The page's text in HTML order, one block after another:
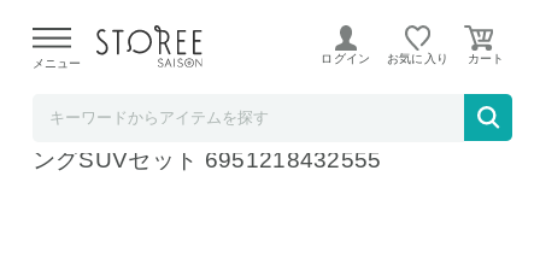
よる配送遅延が発生しております。
メニュー ログイン お気に入り
ドメティック HUBインフレータブルオーニ
ングSUVセット 6951218432555